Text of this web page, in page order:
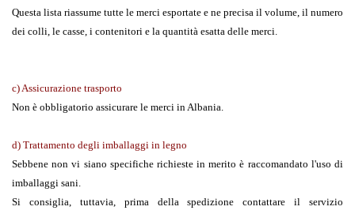
Questa lista riassume tutte le merci esportate e ne precisa il volume, il numero
dei colli, le casse, i contenitori e la quantità esatta delle merci.
c) Assicurazione trasporto
Non è obbligatorio assicurare le merci in Albania.
d) Trattamento degli imballaggi in legno
Sebbene non vi siano specifiche richieste in merito è raccomandato l'uso di
imballaggi sani.
Si consiglia, tuttavia, prima della spedizione contattare il servizio